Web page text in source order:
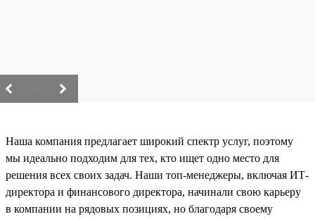
Наша компания предлагает широкий спектр услуг, поэтому
мы идеально подходим для тех, кто ищет одно место для
решения всех своих задач. Наши топ-менеджеры, включая ИТ-
директора и финансового директора, начинали свою карьеру
в компании на рядовых позициях, но благодаря своему